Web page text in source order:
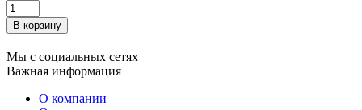
Мы с социальных сетях
Важная информация
О компании